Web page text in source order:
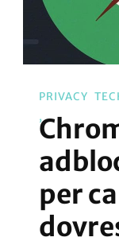
PRIVACY
per